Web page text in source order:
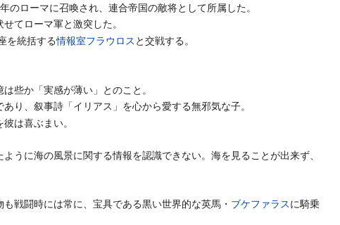
のローマに召喚され、連合帝国の敵将として所属した。
てローマ軍と激突した。
を統括する情報室フラウロス と交戦する。
些か「実感が薄い」とのこと。
り、叙事詩「イリアス」を心から愛する無邪気な子。
は喜ぶまい。
うに海の風景に関する情報を認識できない。海を見ることが出来ず、
戦闘時には常に、宝具である黒い世界的な英馬・ ブケファラスに騎乗